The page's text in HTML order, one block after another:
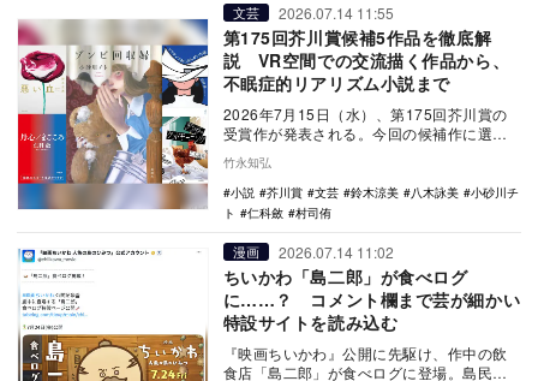
文芸 2026.07.14 11:55
第175回芥川賞候補5作品を徹底解
説 VR空間での交流描く作品から、
不眠症的リアリズム小説まで
2026年7月15日（水）、第175回芥川賞の
受賞作が発表される。今回の候補作に選ば
れているのは、以下の5作品である。 ・小
砂…
竹永知弘
小説
芥川賞 文芸 鈴木涼美 八木詠美
小砂川チ
ト
仁科斂 村司侑
漫画 2026.07.14 11:02
ちいかわ「島二郎」が食べログ
に……？ コメント欄まで芸が細かい
特設サイトを読み込む
『映画ちいかわ』公開に先駆け、作中の飲
食店「島二郎」が食べログに登場。島民や